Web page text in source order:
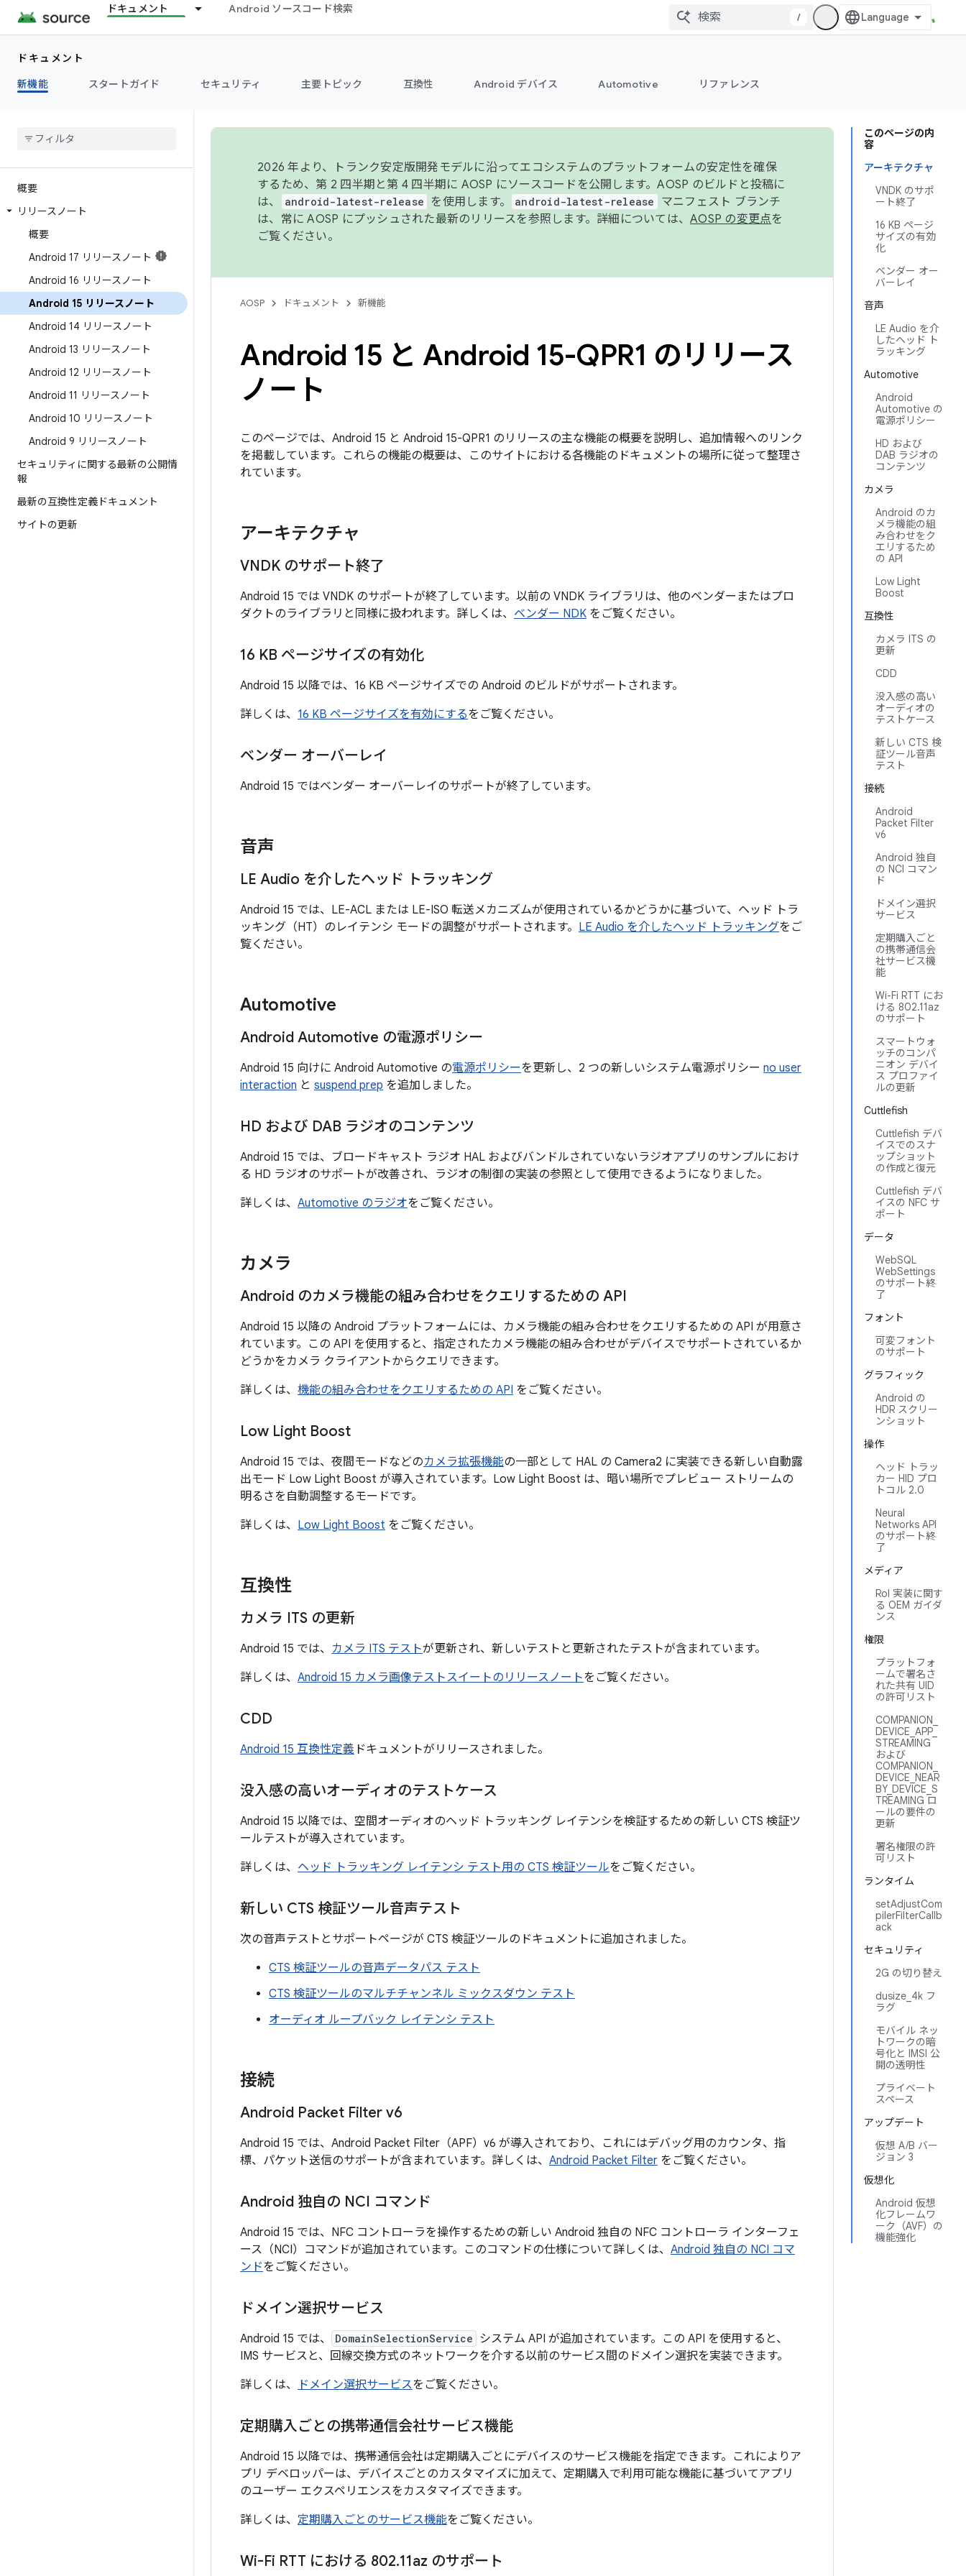
ドキュメント Android ソースコード検索
/
ドキュメント
新機能
スタートガイド セキュリティ 主要トピック 互換性 Android デバイス Automotive リファレンス
概要
リリースノート
概要
Android 17 リリースノート
Android 16 リリースノート
Android 15 リリースノート
Android 14 リリースノート
Android 13 リリースノート
Android 12 リリースノート
Android 11 リリースノート
Android 10 リリースノート
Android 9 リリースノート
セキュリティに関する最新の公開情
報
最新の互換性定義ドキュメント
サイトの更新
このページの内
容
アーキテクチャ
VNDK のサポ
ート終了
16 KB ページ
サイズの有効
化
ベンダー オー
バーレイ
音声
LE Audio を介
したヘッド ト
ラッキング
Automotive
Android
Automotive の
電源ポリシー
HD および
DAB ラジオの
コンテンツ
カメラ
Android のカ
メラ機能の組
み合わせをク
エリするため
の API
Low Light
Boost
互換性
カメラ ITS の
更新
CDD
没入感の高い
オーディオの
テストケース
新しい CTS 検
証ツール音声
テスト
接続
Android
Packet Filter
v6
Android 独自
の NCI コマン
ド
ドメイン選択
サービス
定期購入ごと
の携帯通信会
社サービス機
能
Wi-Fi RTT にお
ける 802.11az
のサポート
スマートウォ
ッチのコンパ
ニオン デバイ
ス プロファイ
ルの更新
Cuttlefish
Cuttlefish デバ
イスでのスナ
ップショット
の作成と復元
Cuttlefish デバ
イスの NFC サ
ポート
データ
WebSQL
WebSettings
のサポート終
了
フォント
可変フォント
のサポート
グラフィック
Android の
HDR スクリー
ンショット
操作
ヘッド トラッ
カー HID プロ
トコル 2.0
Neural
Networks API
のサポート終
了
メディア
RoI 実装に関す
る OEM ガイダ
ンス
権限
プラットフォ
ームで署名さ
れた共有 UID
の許可リスト
COMPANION_
DEVICE_APP_
STREAMING
および
COMPANION_
DEVICE_NEAR
BY_DEVICE_S
TREAMING ロ
ールの要件の
更新
署名権限の許
可リスト
ランタイム
setAdjustCom
pilerFilterCallb
ack
セキュリティ
2G の切り替え
dusize_4k フ
ラグ
モバイル ネッ
トワークの暗
号化と IMSI 公
開の透明性
プライベート
スペース
アップデート
仮想 A/B バー
ジョン 3
仮想化
Android 仮想
化フレームワ
ーク（AVF）の
機能強化
2026 年より、トランク安定版開発モデルに沿ってエコシステムのプラットフォームの安定性を確保
するため、第 2 四半期と第 4 四半期に AOSP にソースコードを公開します。AOSP のビルドと投稿に
は、
android-latest-release を使用します。 android-latest-release
マニフェスト ブランチ
は、常に AOSP にプッシュされた最新のリリースを参照します。詳細については、 AOSP の変更点を
ご覧ください。
AOSP ドキュメント 新機能
Android 15 と Android 15-QPR1 のリリース
ノート
このページでは、Android 15 と Android 15-QPR1 のリリースの主な機能の概要を説明し、追加情報へのリンク
を掲載しています。これらの機能の概要は、このサイトにおける各機能のドキュメントの場所に従って整理さ
れています。
アーキテクチャ
VNDK のサポート終了
Android 15 では VNDK のサポートが終了しています。以前の VNDK ライブラリは、他のベンダーまたはプロ
ダクトのライブラリと同様に扱われます。詳しくは、 ベンダー NDK をご覧ください。
16 KB ページサイズの有効化
Android 15 以降では、16 KB ページサイズでの Android のビルドがサポートされます。
詳しくは、 16 KB ページサイズを有効にするをご覧ください。
ベンダー オーバーレイ
Android 15 ではベンダー オーバーレイのサポートが終了しています。
音声
LE Audio を介したヘッド トラッキング
Android 15 では、LE-ACL または LE-ISO 転送メカニズムが使用されているかどうかに基づいて、ヘッド トラ
ッキング（HT）のレイテンシ モードの調整がサポートされます。 LE Audio を介したヘッド トラッキングをご
覧ください。
Automotive
Android Automotive の電源ポリシー
Android 15 向けに Android Automotive の電源ポリシーを更新し、2 つの新しいシステム電源ポリシー no user
interaction と suspend prep を追加しました。
HD および DAB ラジオのコンテンツ
Android 15 では、ブロードキャスト ラジオ HAL およびバンドルされていないラジオアプリのサンプルにおけ
る HD ラジオのサポートが改善され、ラジオの制御の実装の参照として使用できるようになりました。
詳しくは、 Automotive のラジオをご覧ください。
カメラ
Android のカメラ機能の組み合わせをクエリするための API
Android 15 以降の Android プラットフォームには、カメラ機能の組み合わせをクエリするための API が用意さ
れています。この API を使用すると、指定されたカメラ機能の組み合わせがデバイスでサポートされているか
どうかをカメラ クライアントからクエリできます。
詳しくは、 機能の組み合わせをクエリするための API をご覧ください。
Low Light Boost
Android 15 では、夜間モードなどのカメラ拡張機能の一部として HAL の Camera2 に実装できる新しい自動露
出モード Low Light Boost が導入されています。Low Light Boost は、暗い場所でプレビュー ストリームの
明るさを自動調整するモードです。
詳しくは、 Low Light Boost をご覧ください。
互換性
カメラ ITS の更新
Android 15 では、 カメラ ITS テストが更新され、新しいテストと更新されたテストが含まれています。
詳しくは、 Android 15 カメラ画像テストスイートのリリースノートをご覧ください。
CDD
Android 15 互換性定義 ドキュメントがリリースされました。
没入感の高いオーディオのテストケース
Android 15 以降では、空間オーディオのヘッド トラッキング レイテンシを検証するための新しい CTS 検証ツ
ールテストが導入されています。
詳しくは、 ヘッド トラッキング レイテンシ テスト用の CTS 検証ツールをご覧ください。
新しい CTS 検証ツール音声テスト
次の音声テストとサポートページが CTS 検証ツールのドキュメントに追加されました。
CTS 検証ツールの音声データパス テスト
CTS 検証ツールのマルチチャンネル ミックスダウン テスト
オーディオ ループバック レイテンシ テスト
接続
Android Packet Filter v6
Android 15 では、Android Packet Filter（APF）v6 が導入されており、これにはデバッグ用のカウンタ、指
標、パケット送信のサポートが含まれています。詳しくは、 Android Packet Filter をご覧ください。
Android 独自の NCI コマンド
Android 15 では、NFC コントローラを操作するための新しい Android 独自の NFC コントローラ インターフェ
ース（NCI）コマンドが追加されています。このコマンドの仕様について詳しくは、 Android 独自の NCI コマ
ンドをご覧ください。
ドメイン選択サービス
Android 15 では、 DomainSelectionService
システム API が追加されています。この API を使用すると、
IMS サービスと、回線交換方式のネットワークを介する以前のサービス間のドメイン選択を実装できます。
詳しくは、
ドメイン選択サービスをご覧ください。
定期購入ごとの携帯通信会社サービス機能
Android 15 以降では、携帯通信会社は定期購入ごとにデバイスのサービス機能を指定できます。これによりア
プリ デベロッパーは、デバイスごとのカスタマイズに加えて、定期購入で利用可能な機能に基づいてアプリ
のユーザー エクスペリエンスをカスタマイズできます。
詳しくは、 定期購入ごとのサービス機能をご覧ください。
Wi-Fi RTT における 802.11az のサポート